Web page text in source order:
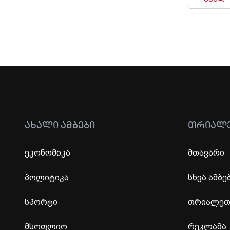
ᲐᲮᲐᲚᲘ ᲐᲛᲑᲔᲑᲘ
ეკონომიკა
პოლიტიკა
სპორტი
მსოფლიო
მთავარი
სხვა
რეკლამა